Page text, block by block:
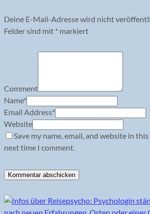
Deine E-Mail-Adresse wird nicht
Felder sind mit * markiert
Comment
Name*
Email Address*
Website
Save my name, email, and website in
next time I comment.